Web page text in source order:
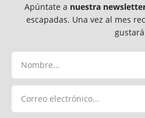
Apúntate a nuestra
escapadas. Una vez al mes